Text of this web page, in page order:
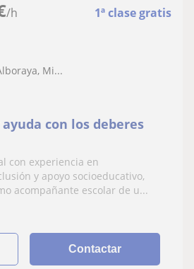
/h 1ª clase gratis
Mi...
con los deberes
con experiencia en
y apoyo socioeducativo,
acompañante escolar de u...
Contactar